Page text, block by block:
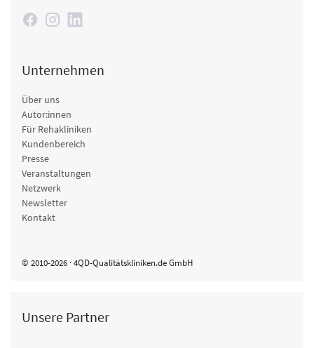
Unternehmen
Über uns
Autor:innen
Für Rehakliniken
Kundenbereich
Presse
Veranstaltungen
Netzwerk
Newsletter
Kontakt
© 2010-2026 · 4QD-Qualitätskliniken.de GmbH
Unsere Partner